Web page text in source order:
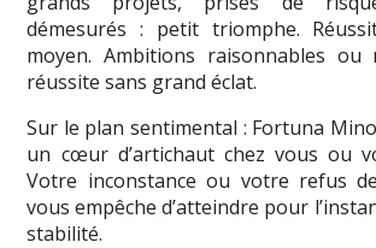
démesurés : petit triomphe.
moyen. Ambitions raisonnables ou
réussite sans grand éclat.
Sur le plan sentimental : Fortuna
un cœur d’artichaut chez vous ou
Votre inconstance ou votre refus
vous empêche d’atteindre pour
stabilité.